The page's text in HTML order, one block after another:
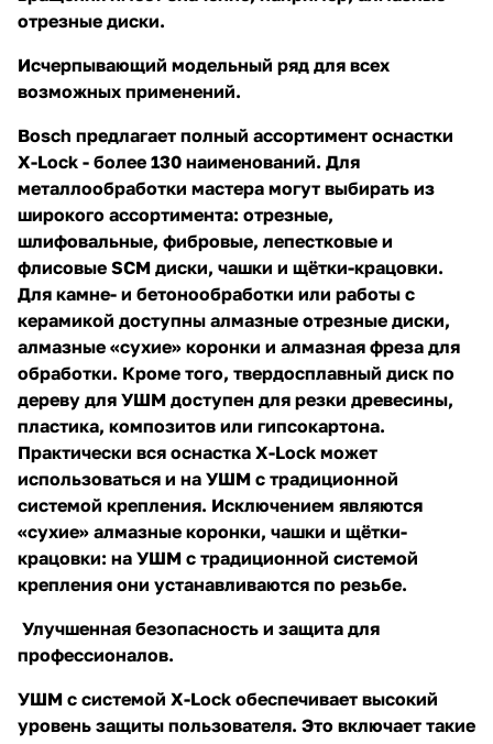
отрезные диски.
Исчерпывающий модельный ряд для всех
возможных применений.
Bosch предлагает полный ассортимент оснастки
X-Lock - более 130 наименований. Для
металлообработки мастера могут выбирать из
широкого ассортимента: отрезные,
шлифовальные, фибровые, лепестковые и
флисовые SCM диски, чашки и щётки-крацовки.
Для камне- и бетонообработки или работы с
керамикой доступны алмазные отрезные диски,
алмазные «сухие» коронки и алмазная фреза для
обработки. Кроме того, твердосплавный диск по
дереву для УШМ доступен для резки древесины,
пластика, композитов или гипсокартона.
Практически вся оснастка X-Lock может
использоваться и на УШМ с традиционной
системой крепления. Исключением являются
«сухие» алмазные коронки, чашки и щётки-
крацовки: на УШМ с традиционной системой
крепления они устанавливаются по резьбе.
Улучшенная безопасность и защита для
профессионалов.
УШМ с системой X-Lock обеспечивает высокий
уровень защиты пользователя. Это включает такие